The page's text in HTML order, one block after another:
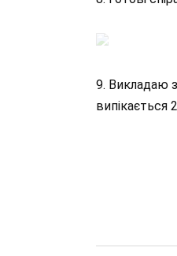
9. Викладаю
випікається